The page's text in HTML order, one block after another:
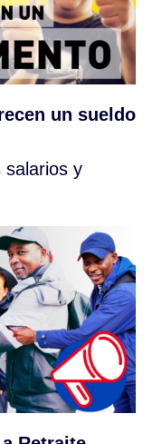
un sueldo
salarios y